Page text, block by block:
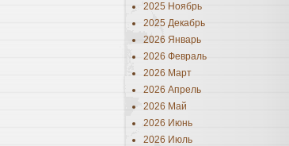
2025 Ноябрь
2025 Декабрь
2026 Январь
2026 Февраль
2026 Март
2026 Апрель
2026 Май
2026 Июнь
2026 Июль